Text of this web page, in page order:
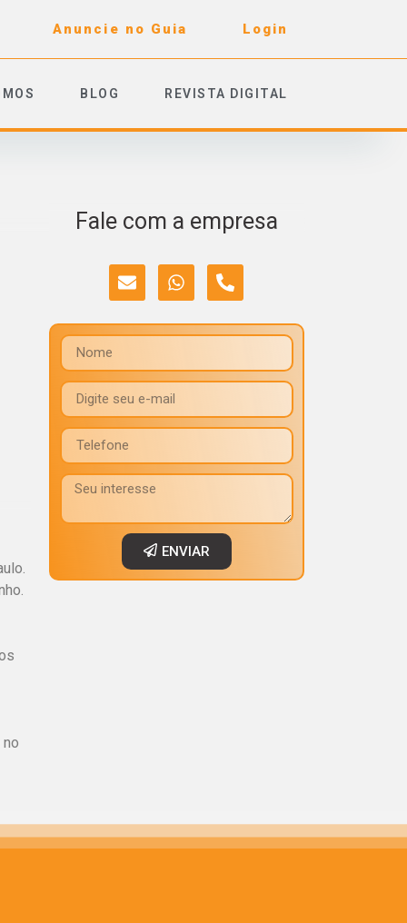
Anuncie no Guia Login
BLOG REVISTA DIGITAL
Fale com a empresa
ENVIAR